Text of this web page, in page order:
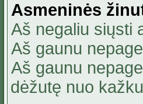
Asmeninės
Aš negaliu siųsti
Aš gaunu
Aš gaunu
dėžutę nuo